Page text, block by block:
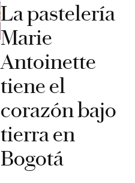
La pastelería
Marie
Antoinette
tiene el
corazón bajo
tierra en
Bogotá